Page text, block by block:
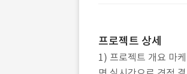
프로젝트 상세
1) 프로젝트 개요 마